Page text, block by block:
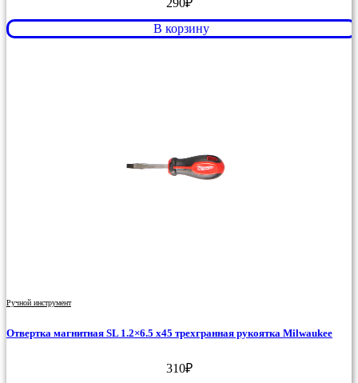
290₽
В корзину
Ручной инструмент
Отвертка магнитная SL 1.2×6.5 x45 трехгранная рукоятка Milwaukee
310₽